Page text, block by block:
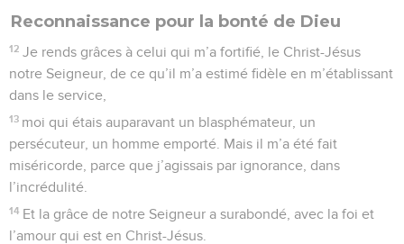
Reconnaissance pour la bonté de Dieu
12 Je rends grâces à celui qui m’a fortifié, le Christ-Jésus
notre Seigneur, de ce qu’il m’a estimé fidèle en m’établissant
dans le service,
13 moi qui étais auparavant un blasphémateur, un
persécuteur, un homme emporté. Mais il m’a été fait
miséricorde, parce que j’agissais par ignorance, dans
l’incrédulité.
14 Et la grâce de notre Seigneur a surabondé, avec la foi et
l’amour qui est en Christ-Jésus.